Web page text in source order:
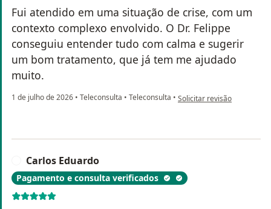
Fui atendido em uma situação de crise, com um
contexto complexo envolvido. O Dr. Felippe
conseguiu entender tudo com calma e sugerir
um bom tratamento, que já tem me ajudado
muito.
1 de julho de 2026 • Teleconsulta • Teleconsulta • na opinião do utilizador
Solicitar revisão
Carlos Eduardo
Pagamento e consulta verificados